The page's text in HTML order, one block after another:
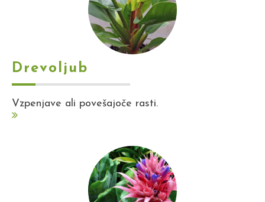
Drevoljub
Vzpenjave ali povešajoče rasti.